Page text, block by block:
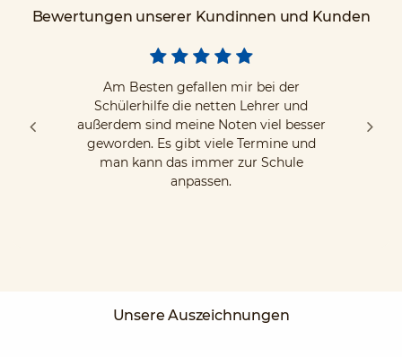
Bewertungen unserer Kundinnen und Kunden
Am Besten gefallen mir bei der
Schülerhilfe die netten Lehrer und
außerdem sind meine Noten viel besser
geworden. Es gibt viele Termine und
man kann das immer zur Schule
anpassen.
Unsere Auszeichnungen